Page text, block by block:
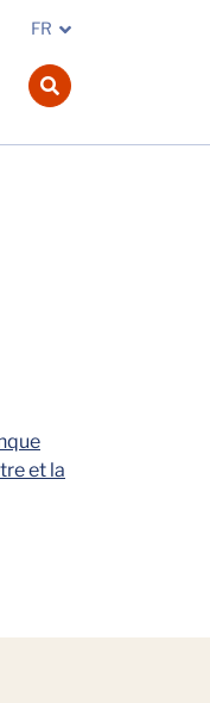
FR
et la